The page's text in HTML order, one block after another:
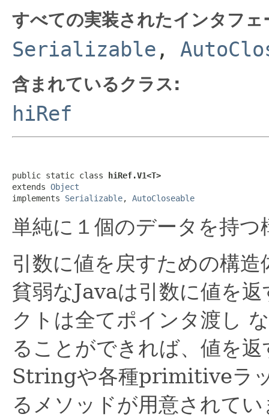
すべての実装されたインタフ
Serializable ,
含まれているクラス:
hiRef
public static class hiRef.V1<T>
extends Object
implements Serializable, AutoCloseable
単純に１個のデータを持つ
引数に値を戻すための構造
貧弱なJavaは引数に値を
クトは全てポインタ渡し
ることができれば、値を
Stringや各種primitiveラ
るメソッドが用意されて